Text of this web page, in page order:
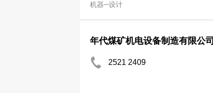
机器─设计
年代煤矿机电设备制造有限公司
2521 2409